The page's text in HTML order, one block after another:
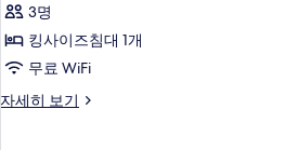
개,
전
용
수
3명
킹사이즈침대 1개
무료 WiFi
자세히 보기
빌